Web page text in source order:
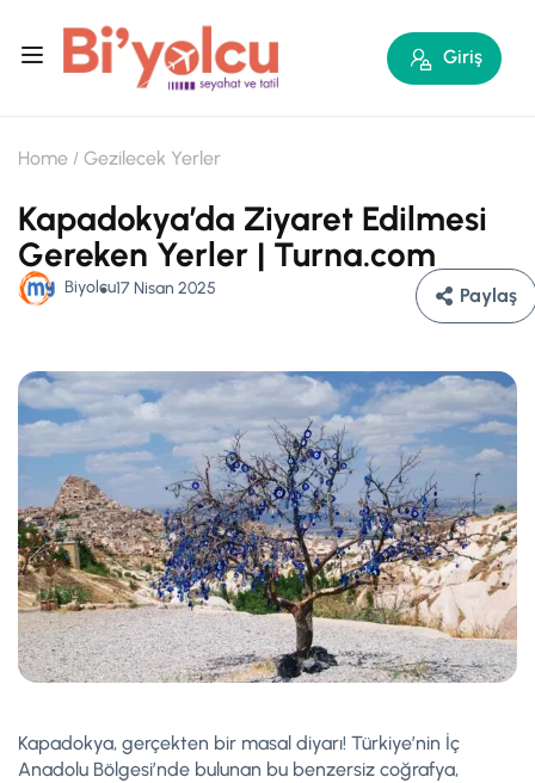
Giriş
Home Gezilecek Yerler
Kapadokya’da Ziyaret Edilmesi
Gereken Yerler | Turna.com
Biyolcu17 Nisan 2025 Paylaş
Kapadokya, gerçekten bir masal diyarı! Türkiye’nin İç
Anadolu Bölgesi’nde bulunan bu benzersiz coğrafya,